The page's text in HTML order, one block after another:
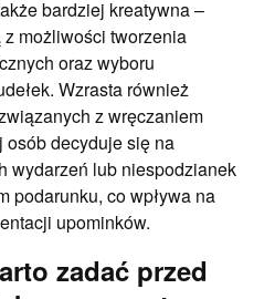
bardziej kreatywna –
możliwości tworzenia
oraz wyboru
Wzrasta również
z wręczaniem
osób decyduje się na
wydarzeń lub niespodzianek
podarunku, co wpływa na
upominków.
zadać przed